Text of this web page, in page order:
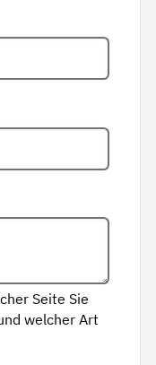
Seite Sie
welcher Art